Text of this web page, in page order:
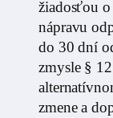
žiadosťou
nápravu
do 30 dní
zmysle §
zmene a